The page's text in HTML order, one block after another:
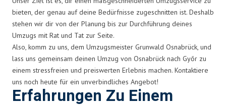
bieten, der genau auf deine Bedürfnisse zugeschnitten ist. Deshalb
stehen wir dir von der Planung bis zur Durchführung deines
Umzugs mit Rat und Tat zur Seite.
Also, komm zu uns, dem Umzugsmeister Grunwald Osnabrück, und
lass uns gemeinsam deinen Umzug von Osnabrück nach Győr zu
einem stressfreien und preiswerten Erlebnis machen. Kontaktiere
uns noch heute für ein unverbindliches Angebot!
Erfahrungen Zu Einem